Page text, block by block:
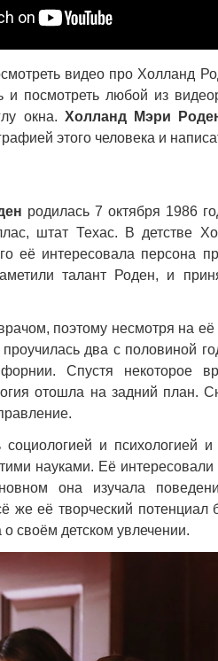
видео про Холланд
посмотреть любой из
окна. Холланд Мэри
этого человека и
родилась 7 октября 1986
штат Техас. В детстве
её интересовала персона
талант Роден, и
поэтому несмотря на её
два с половиной
Спустя некоторое
отошла на задний план.
социологией и психологией
науками. Её
она изучала
же её творческий
своём детском увлечении.